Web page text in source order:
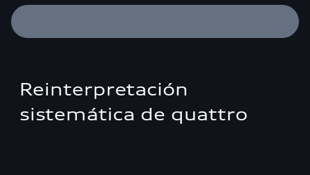
Reinterpretación
sistemática de quattro